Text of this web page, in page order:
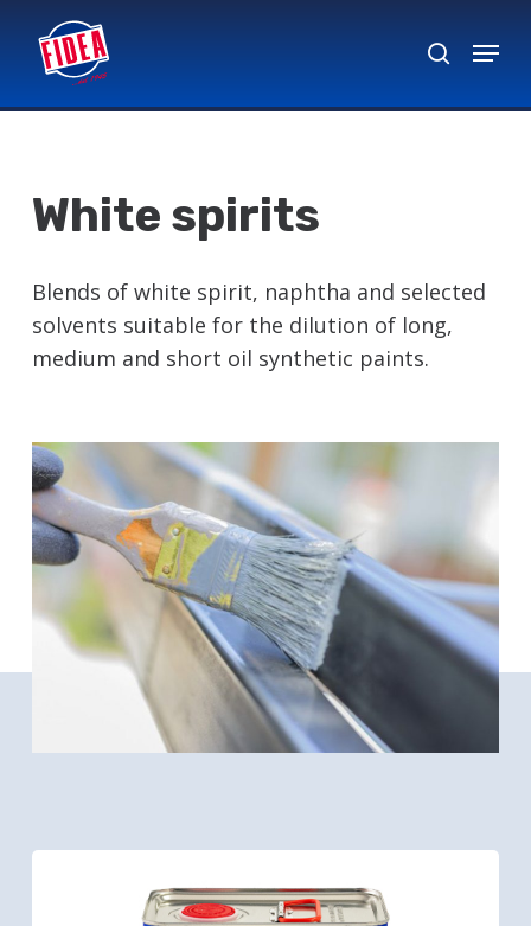
main
content
search
Menu
White spirits
Blends of white spirit, naphtha and selected
solvents suitable for the dilution of long,
medium and short oil synthetic paints.
Menu